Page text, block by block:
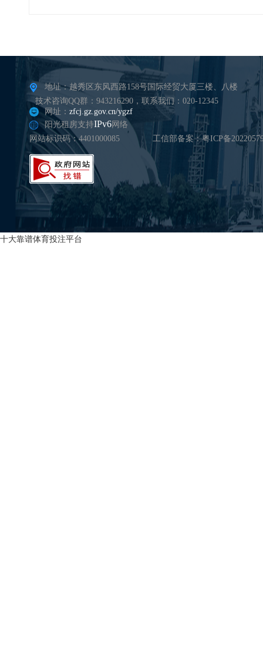
地址：越秀区东风西路158号国际经贸大厦三楼、八楼
技术咨询QQ群：943216290，联系我们：020-12345
网址： zfcj.gz.gov.cn/ygzf
阳光租房支持IPv6网络
网站标识码：4401000085
工信部备案：粤ICP备
十大靠谱体育投注平台